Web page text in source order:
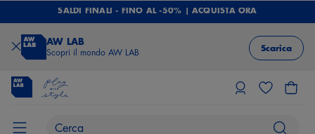
SALDI FINALI - FINO AL -50% | ACQUISTA ORA
AW LAB
Scopri il mondo AW LAB Scarica